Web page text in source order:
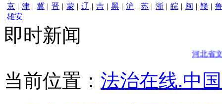
京 | 津 | 冀 | 晋 | 蒙 | 辽 | 吉 | 黑 | 沪 | 苏 | 浙 | 皖 | 闽 | 赣 |
雄安
即时新闻
河北省文
当前位置： 法治在线.中